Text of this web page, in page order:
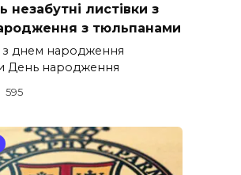
незабутні листівки з
з тюльпанами
з днем народження
День народження
595